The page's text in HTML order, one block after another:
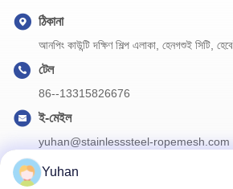
ঠিকানা
আনপিং কাউন্টি দক্ষিণ শিল্প এলাকা, হেনগশুই সিটি,
টেল
86--13315826676
ই-মেইল
yuhan@stainlesssteel-ropemesh.com
Yuhan